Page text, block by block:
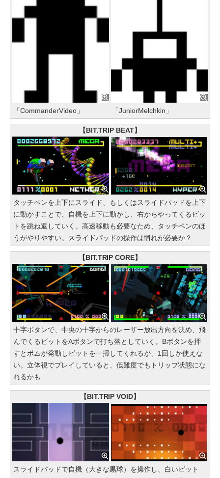
「CommanderVideo」 「JuniorMelchkin」
【BIT.TRIP BEAT】
タッチペンを上下にスライド、もしくはスライドパッドを上下
に動かすことで、自機を上下に動かし、右からやってくるビッ
トを跳ね返していく。高速移動も必要なため、タッチペンのほ
うがやりやすい。スライドパッドの操作は慣れが必要か？
【BIT.TRIP CORE】
十字ボタンで、中央の十字からのレーザー放出方向を決め、飛
んでくるビットをAボタンで打ち落としていく。Bボタンを押
すとボムが発動しビットを一掃してくれるが、1回しか使えな
い。立体視でプレイしていると、低難度でもトリップ状態にな
れるかも
【BIT.TRIP VOID】
スライドパッドで自機（大きな黒球）を操作し、白いビット